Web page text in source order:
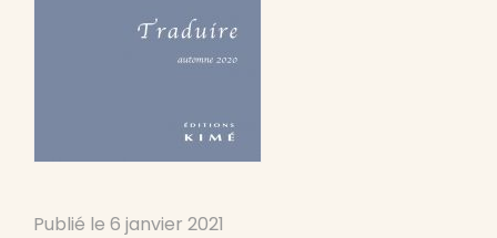
Publié le 6 janvier 2021